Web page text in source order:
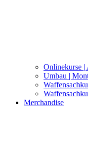
Onlinekurse |
Umbau |
Merchandise